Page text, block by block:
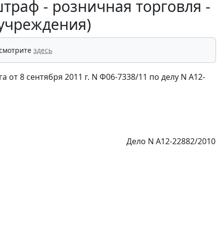
- розничная торговля -
здесь
8 сентября 2011 г. N Ф06-7338/11 по делу N А12-
Дело N А12-22882/2010